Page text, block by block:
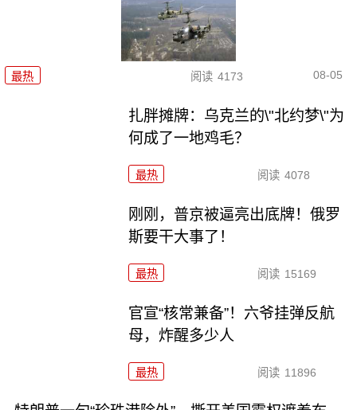
最热 阅读 4173 08-05
扎胖摊牌：乌克兰的\"北约梦\"为
何成了一地鸡毛？
最热 阅读 4078
刚刚，普京被逼亮出底牌！俄罗
斯要干大事了！
最热 阅读 15169
官宣“核常兼备”！六爷挂弹反航
母，炸醒多少人
最热 阅读 11896